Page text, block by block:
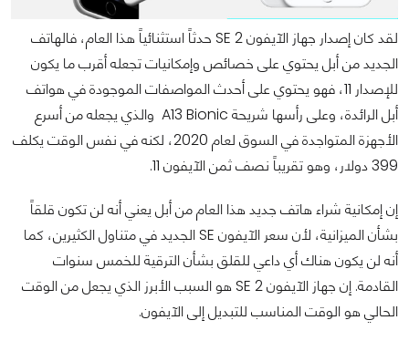
لقد كان إصدار جهاز الآيفون SE 2 حدثاً استثنائياً هذا العام، فالهاتف
الجديد من أبل يحتوي على خصائص وإمكانيات تجعله أقرب ما يكون
للإصدار 11، فهو يحتوي على أحدث المواصفات الموجودة في هواتف
أبل الرائدة، وعلى رأسها شريحة A13 Bionic والذي يجعله من أسرع
الأجهزة المتواجدة في السوق لعام 2020، لكنه في نفس الوقت يكلف
399 دولار، وهو تقريباً نصف ثمن الآيفون 11.
إن إمكانية شراء هاتف جديد هذا العام من أبل يعني أنه لن تكون قلقاً
بشأن الميزانية، لأن سعر الآيفون SE الجديد في متناول الكثيرين، كما
أنه لن يكون هناك أي داعي للقلق بشأن الترقية للخمس سنوات
القادمة. إن جهاز الآيفون SE 2 هو السبب الأبرز الذي يجعل من الوقت
الحالي هو الوقت المناسب للتبديل إلى الآيفون.